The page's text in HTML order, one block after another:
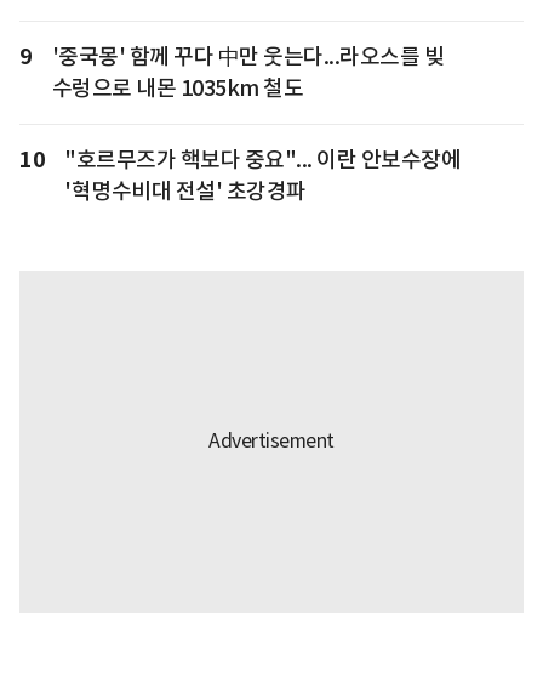
9
'중국몽' 함께 꾸다 中만 웃는다...라오스를 빚
수렁으로 내몬 1035km 철도
10
"호르무즈가 핵보다 중요"... 이란 안보수장에
'혁명수비대 전설' 초강경파